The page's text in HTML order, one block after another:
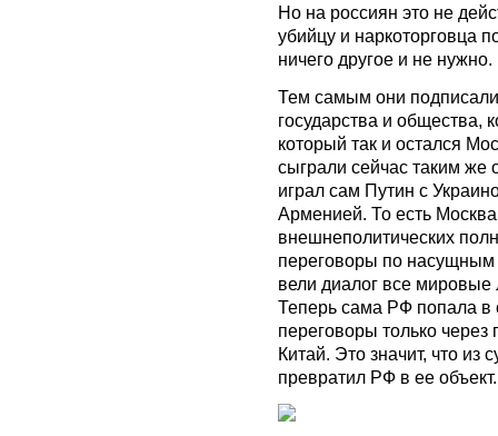
Но на россиян это не
убийцу и наркоторговца
ничего другое и не нужно.
Тем самым они
государства и общества,
который так и остался
сыграли сейчас таким
играл сам Путин с
Арменией. То есть
внешнеполитических
переговоры по насущным
вели диалог все мировые
Теперь сама РФ попала в
переговоры только через
Китай. Это значит, что из
превратил РФ в ее объект.